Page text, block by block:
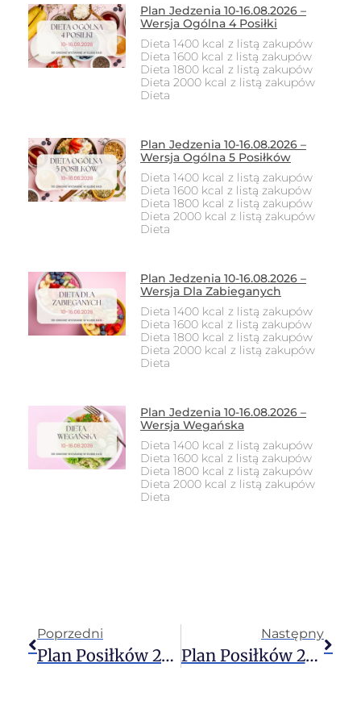
Plan Jedzenia 10-16.08.2026 –
Wersja Ogólna 4 Posiłki
Dieta 1400 kcal z listą zakupów
Dieta 1600 kcal z listą zakupów
Dieta 1800 kcal z listą zakupów
Dieta 2000 kcal z listą zakupów
Dieta
Plan Jedzenia 10-16.08.2026 –
Wersja Ogólna 5 Posiłków
Dieta 1400 kcal z listą zakupów
Dieta 1600 kcal z listą zakupów
Dieta 1800 kcal z listą zakupów
Dieta 2000 kcal z listą zakupów
Dieta
Plan Jedzenia 10-16.08.2026 –
Wersja Dla Zabieganych
Dieta 1400 kcal z listą zakupów
Dieta 1600 kcal z listą zakupów
Dieta 1800 kcal z listą zakupów
Dieta 2000 kcal z listą zakupów
Dieta
Plan Jedzenia 10-16.08.2026 –
Wersja Wegańska
Dieta 1400 kcal z listą zakupów
Dieta 1600 kcal z listą zakupów
Dieta 1800 kcal z listą zakupów
Dieta 2000 kcal z listą zakupów
Dieta
Poprzedni
Plan Posiłków 24-30.07.2023 – Wersja Dla Zabieganych
Następny
Plan Posiłków 24-30.07.2023 – Wersja Wegańska